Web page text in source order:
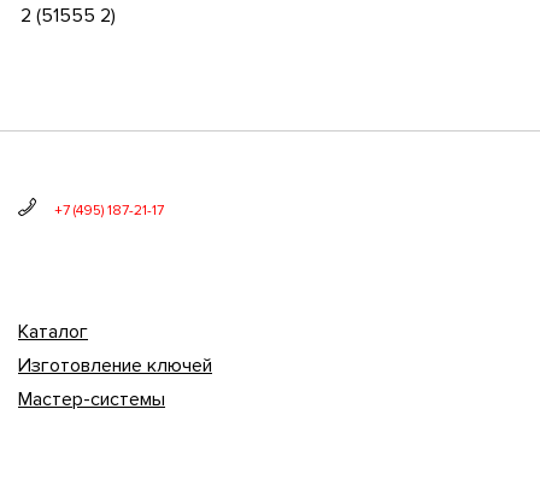
2 (51555 2)
+7 (495) 187-21-17
Каталог
Изготовление ключей
Мастер-системы